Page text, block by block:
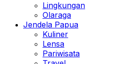
Lingkungan
Olaraga
Jendela Papua
Kuliner
Lensa
Pariwisata